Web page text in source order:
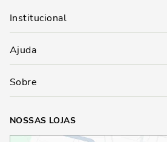
Institucional
Ajuda
Sobre
NOSSAS LOJAS